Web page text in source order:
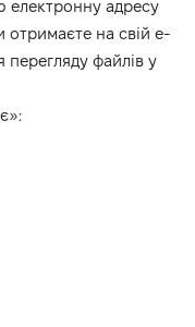
електронну адресу
отримаєте на свій e-
файлів у